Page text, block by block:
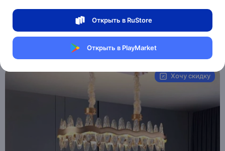
Открыть в RuStore
Открыть в PlayMarket
Магазин Table lamps
MAI__HE_MAI_MEHMED
Хочу скидку